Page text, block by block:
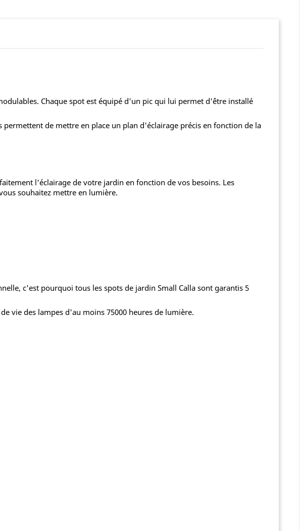
Chaque spot est équipé d'un pic qui lui permet d'être installé
de mettre en place un plan d'éclairage précis en fonction de la
l'éclairage de votre jardin en fonction de vos besoins. Les
souhaitez mettre en lumière.
c'est pourquoi tous les spots de jardin Small Calla sont garantis 5
vie des lampes d'au moins 75000 heures de lumière.